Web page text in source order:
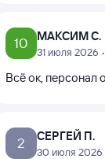
10 МАКСИМ С.
31 июля 2026
Всё ок, персонал
2 СЕРГЕЙ П.
30 июля 2026